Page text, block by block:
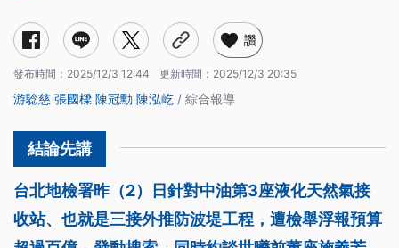
讚
發布時間： 2025/12/3 12:44 更新時間： 2025/12/3 20:35
游騐慈 張國樑 陳冠勳 陳泓屹 / 綜合報導
台北地檢署昨（2）日針對中油第3座液化天然氣接
收站、也就是三接外推防波堤工程，遭檢舉浮報預算